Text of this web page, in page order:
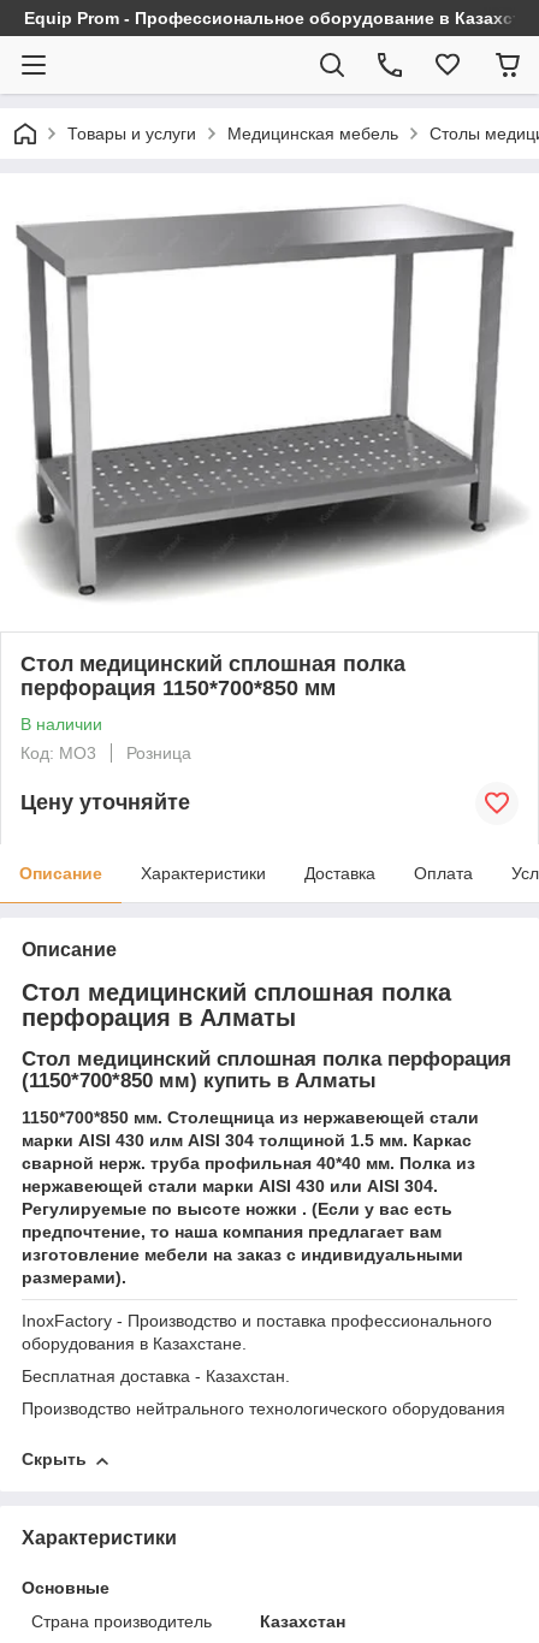
Equip Prom - Профессиональное оборудование в
Товары и услуги Медицинская мебель Столы
Стол медицинский сплошная полка
перфорация 1150*700*850 мм
В наличии
Код: MO3
Розница
Цену уточняйте
Описание Характеристики Доставка Оплата
Описание
Стол медицинский сплошная полка
перфорация в Алматы
Стол медицинский сплошная полка перфорация
(1150*700*850 мм) купить в Алматы
1150*700*850 мм. Столещница из нержавеющей стали
марки AISI 430 илм AISI 304 толщиной 1.5 мм. Каркас
сварной нерж. труба профильная 40*40 мм. Полка из
нержавеющей стали марки AISI 430 или AISI 304.
Регулируемые по высоте ножки . (Если у вас есть
предпочтение, то наша компания предлагает вам
изготовление мебели на заказ с индивидуальными
размерами).
InoxFactory - Производство и поставка профессионального
оборудования в Казахстане.
Бесплатная доставка - Казахстан.
Производство нейтрального технологического оборудования
Скрыть
Характеристики
Основные
Страна производитель
Казахстан